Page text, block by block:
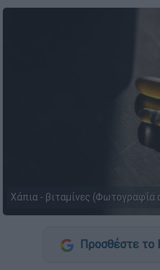
Χάπια - βιταμίνες (Φωτογραφία
Προσθέστε